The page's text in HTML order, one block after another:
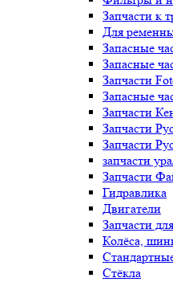
Запчасти к
Для
Запасные
Запасные
Запчасти
Запасные
Запчасти
Запчасти
Запчасти
запчасти
Запчасти
Гидравлика
Двигатели
Запчасти
Колёса,
Стёкла